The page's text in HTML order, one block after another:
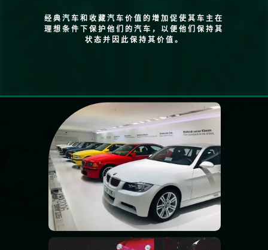
经典汽车和收藏汽车价值的增加促使其车主在
理想条件下保护他们的汽车，以便他们保持其
状态并因此保持其价值。